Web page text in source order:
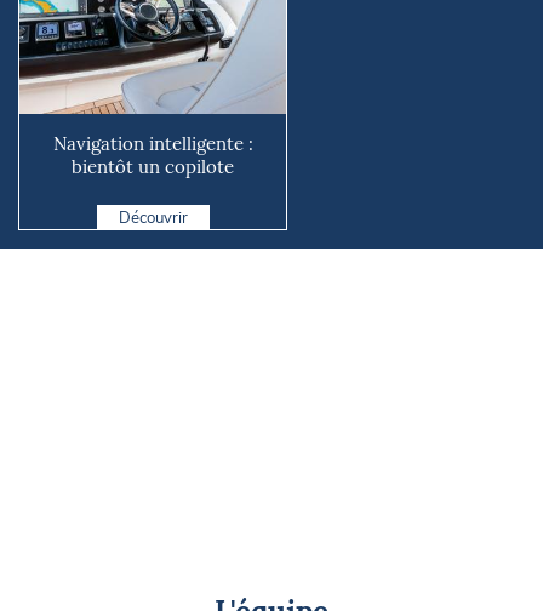
Navigation intelligente :
bientôt un copilote
Découvrir